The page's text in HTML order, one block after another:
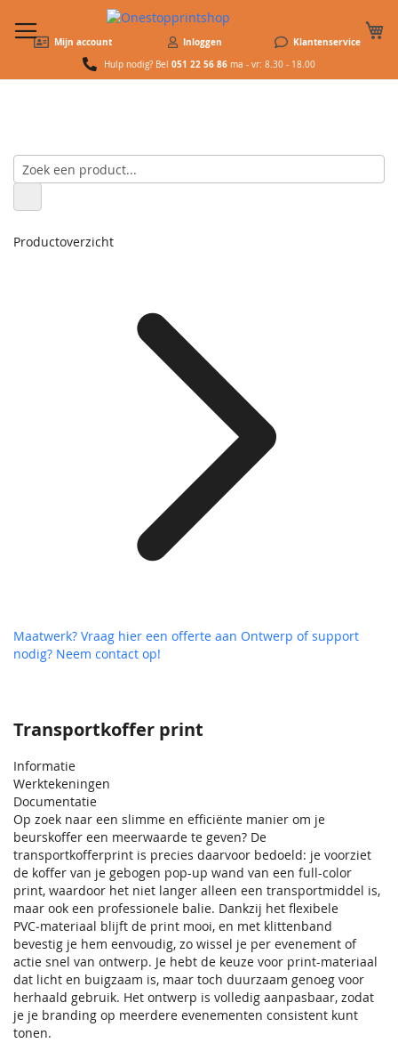
Mijn account Inloggen Klantenservice
Hulp nodig? Bel 051 22 56 86 ma - vr: 8.30 - 18.00
Transportkoffer print
Informatie
Werktekeningen
Documentatie
Op zoek naar een slimme en efficiënte manier om je
beurskoffer een meerwaarde te geven? De
transportkofferprint is precies daarvoor bedoeld: je voorziet
de koffer van je gebogen pop-up wand van een full-color
print, waardoor het niet langer alleen een transportmiddel is,
maar ook een professionele balie. Dankzij het flexibele
PVC‑materiaal blijft de print mooi, en met klittenband
bevestig je hem eenvoudig, zo wissel je per evenement of
actie snel van ontwerp. Je hebt de keuze voor print-materiaal
dat licht en buigzaam is, maar toch duurzaam genoeg voor
herhaald gebruik. Het ontwerp is volledig aanpasbaar, zodat
je je branding op meerdere evenementen consistent kunt
tonen.
Productoverzicht
Maatwerk? Vraag hier een offerte aan Ontwerp of support
nodig? Neem contact op!